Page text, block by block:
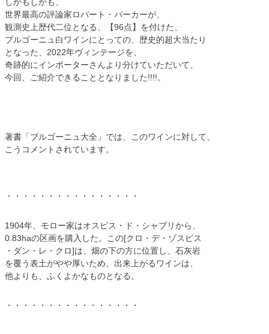
世界最高の評論家ロバート・パーカーが、
観測史上歴代二位となる、【96点】を付けた、
ブルゴーニュ白ワインにとっての、歴史的超大当たり
となった、2022年ヴィンテージを、
奇跡的にインポーターさんより分けていただいて、
今回、ご紹介できることとなりました!!!!。
著書「ブルゴーニュ大全」では、このワインに対して、
こうコメントされています。
・・・・・・・・・・・・・・・・
1904年、モロー家はオスピス・ド・シャブリから、
0.83haの区画を購入した。この[クロ・デ・ゾスピス
・ダン・レ・クロ]は、畑の下の方に位置し、石灰岩
を覆う表土がやや厚いため、出来上がるワインは、
他よりも、ふくよかなものとなる。
・・・・・・・・・・・・・・・・